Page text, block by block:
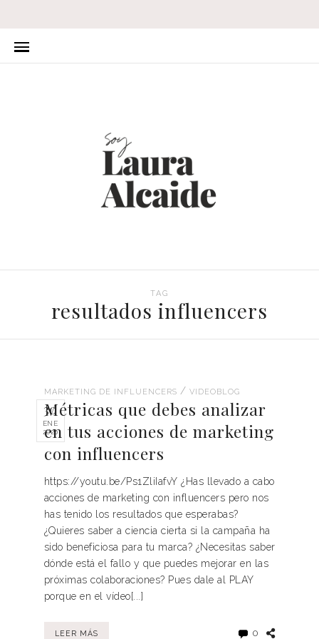
TAG
resultados influencers
30
ENE
2020
MARKETING DE INFLUENCERS / VIDEOBLOG
Métricas que debes analizar
en tus acciones de marketing
con influencers
https://youtu.be/Ps1ZliIafvY ¿Has llevado a cabo
acciones de marketing con influencers pero nos
has tenido los resultados que esperabas?
¿Quieres saber a ciencia cierta si la campaña ha
sido beneficiosa para tu marca? ¿Necesitas saber
dónde está el fallo y que puedes mejorar en las
próximas colaboraciones? Pues dale al PLAY
porque en el vídeo[...]
LEER MÁS 0